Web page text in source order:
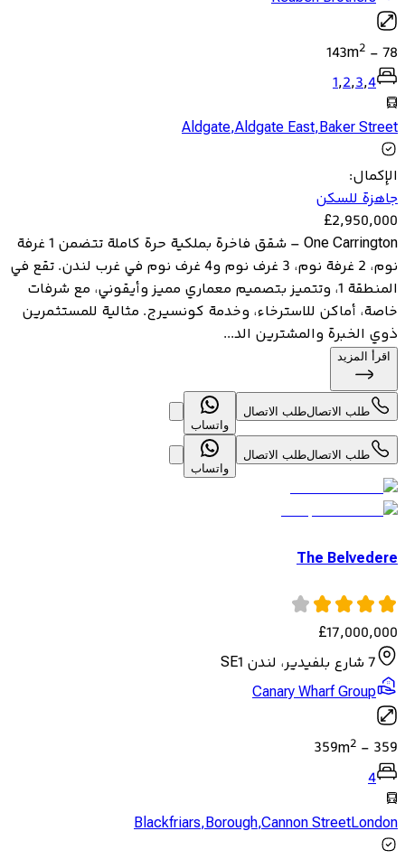
78
-
143m2
1,2,3,4
Aldgate,Aldgate East,Baker Street
الإكمال:
جاهزة للسكن
£2,950,000
One Carrington – شقق فاخرة بملكية حرة كاملة تتضمن 1 غرفة
نوم، 2 غرفة نوم، 3 غرف نوم و4 غرف نوم في غرب لندن. تقع في
المنطقة 1، وتتميز بتصميم معماري مميز وأيقوني، مع شرفات
خاصة، أماكن للاسترخاء، وخدمة كونسيرج. مثالية للمستثمرين
ذوي الخبرة والمشترين الد...
اقرأ المزيد
طلب الاتصالطلب الاتصال
واتساب
طلب الاتصالطلب الاتصال
واتساب
The Belvedere
£17,000,000
7 شارع بلفيدير، لندن SE1
Canary Wharf Group
359
-
359m2
4
Blackfriars,Borough,Cannon StreetLondon